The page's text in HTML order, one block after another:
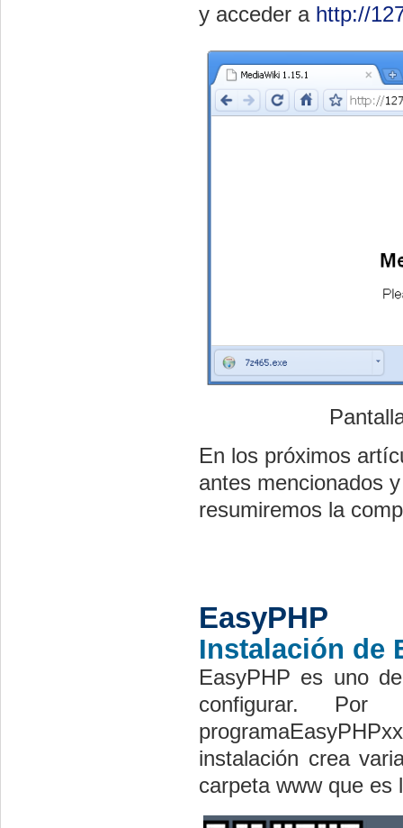
y acceder a http://
En los próximos
antes mencionados
resumiremos la
EasyPHP
Instalación de
EasyPHP es uno
configurar.
instalación crea
carpeta www que es